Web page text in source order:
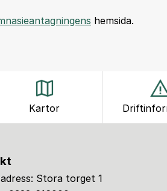
hemsida.
Kartor
Stora torget 1